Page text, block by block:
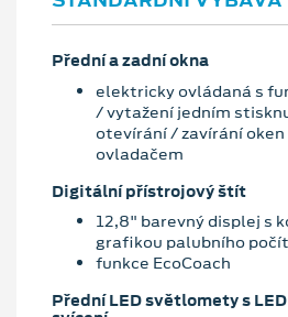
Přední a zadní okna
elektricky ovládaná s
/ vytažení jedním
otevírání / zavírání
ovladačem
Digitální přístrojový štít
12,8" barevný displej s
grafikou palubního
funkce EcoCoach
Přední LED světlomety s